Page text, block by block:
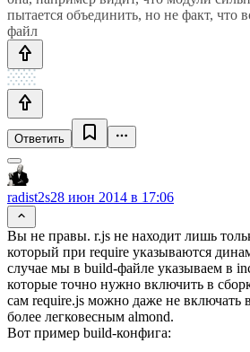
пытается объединить, но не факт, что
файл
Ответить
radist2s28 июн 2014 в 17:06
Вы не правы. r.js не находит лишь
который при require указываются
случае мы в build-файле указываем в
которые точно нужно включить в
сам require.js можно даже не включать
более легковесным almond.
Вот пример build-конфига: